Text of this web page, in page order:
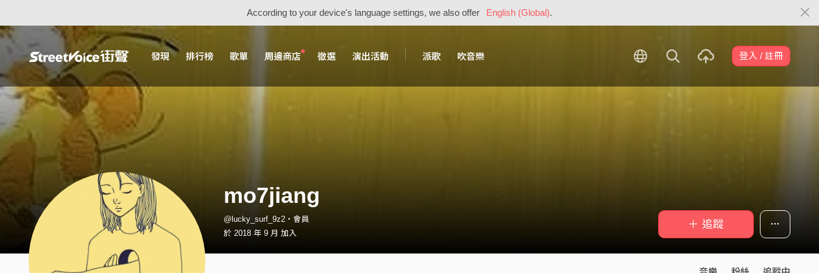
According to your device's language settings, we also offer English (Global).
發現 排行榜 歌單 周邊商店 徵選 演出活動 派歌 吹音樂 登入 / 註冊
mo7jiang
@lucky_surf_9z2・會員
於 2018 年 9 月 加入
＋ 追蹤